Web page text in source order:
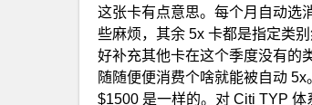
这张卡有点意思。每个月自动选
些麻烦，其余 5x 卡都是指定类
好补充其他卡在这个季度没有的
随随便便消费个啥就能被自动
$1500 是一样的。对 Citi TYP